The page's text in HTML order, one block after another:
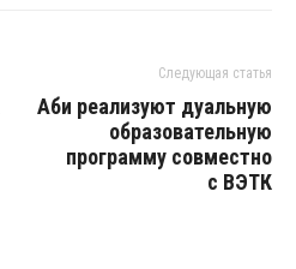
Следующая статья
Аби реализуют дуальную
образовательную
программу совместно
с ВЭТК